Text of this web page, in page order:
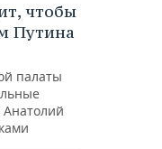
чтобы
Путина
палаты
Анатолий